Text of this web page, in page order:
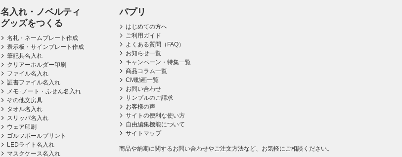
名入れ・ノベルティ
グッズをつくる
名札・ネームプレート作成
表示板・サインプレート作成
筆記具名入れ
クリアーホルダー印刷
ファイル名入れ
証書ファイル名入れ
メモ･ノート・ふせん名入れ
その他文房具
タオル名入れ
スリッパ名入れ
ウェア印刷
ゴルフボールプリント
LEDライト名入れ
マスクケース名入れ
パプリ
はじめての方へ
ご利用ガイド
よくある質問（FAQ）
お知らせ一覧
キャンペーン・特集一覧
商品コラム一覧
CM動画一覧
お問い合わせ
サンプルのご請求
お客様の声
サイトの便利な使い方
自由編集機能について
サイトマップ
商品や納期に関するお問い合わせやご注文方法など、お気軽にご相談ください。